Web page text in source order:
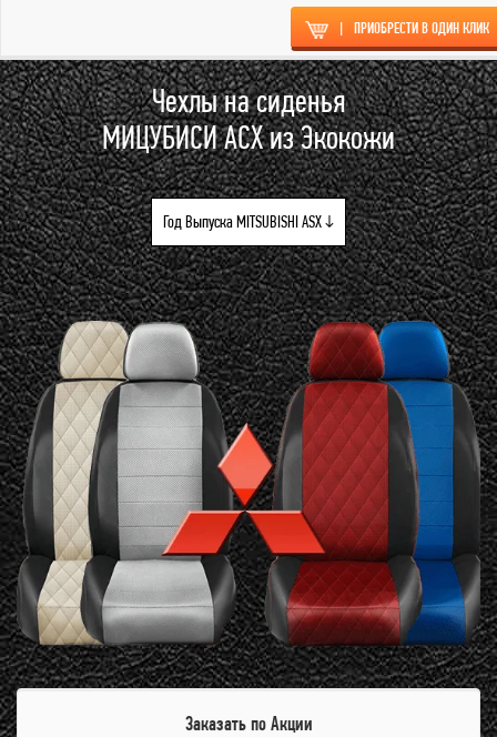
| ПРИОБРЕСТИ В ОДИН КЛИК
Чехлы на сиденья
МИЦУБИСИ АСХ из Экокожи
Год Выпуска MITSUBISHI ASX ↓
Заказать по Акции